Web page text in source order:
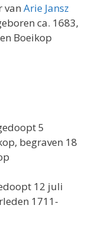
van Arie Jansz
ca. 1683,
Boeikop
5
begraven 18
12 juli
1711-